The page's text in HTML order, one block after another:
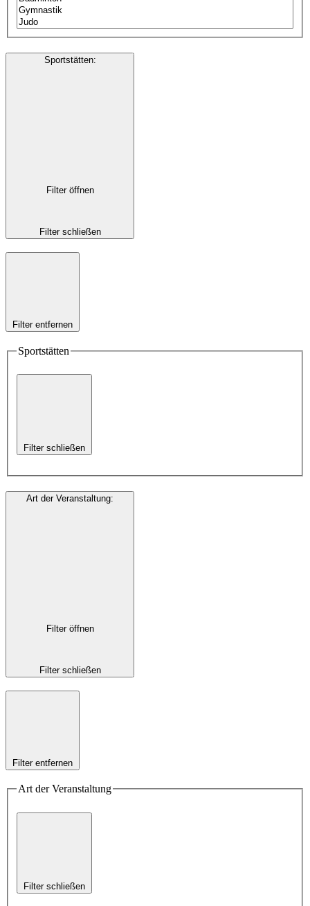
Sportstätten:
Filter öffnen
Filter schließen
Filter entfernen
Sportstätten
Filter schließen
Art der Veranstaltung:
Filter öffnen
Filter schließen
Filter entfernen
Art der Veranstaltung
Filter schließen